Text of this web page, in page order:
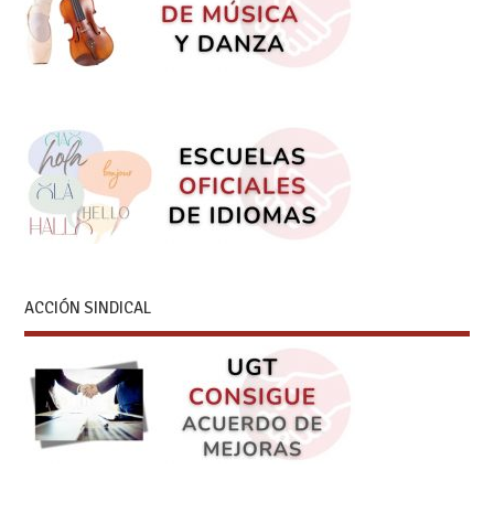
ACCIÓN SINDICAL